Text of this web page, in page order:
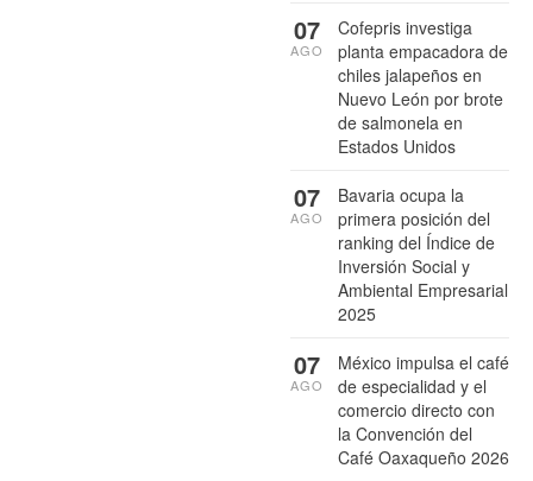
Cofepris investiga
planta empacadora de
chiles jalapeños en
Nuevo León por brote
de salmonela en
Estados Unidos
07
AGO
Bavaria ocupa la
primera posición del
ranking del Índice de
Inversión Social y
Ambiental Empresarial
2025
07
AGO
México impulsa el café
de especialidad y el
comercio directo con
la Convención del
Café Oaxaqueño 2026
07
AGO